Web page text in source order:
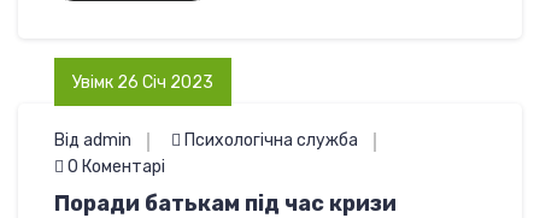
Увімк 26 Січ 2023
Від admin
Психологічна служба
0 Коментарі
Поради батькам під час кризи